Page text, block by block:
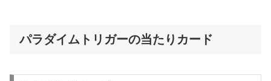
パラダイムトリガーの当たりカード